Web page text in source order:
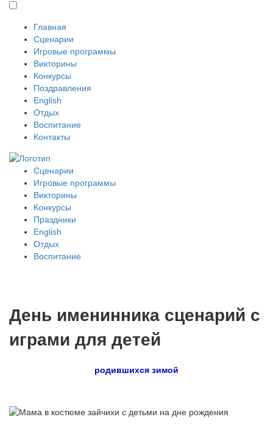
Главная
Сценарии
Игровые программы
Викторины
Конкурсы
Поздравления
English
Отдых
Воспитание
Контакты
Сценарии
Игровые программы
Викторины
Конкурсы
Праздники
English
Отдых
Воспитание
День именинника сценарий с
играми для детей
родившихся зимой